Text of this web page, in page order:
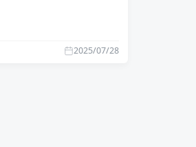
2025/07/28